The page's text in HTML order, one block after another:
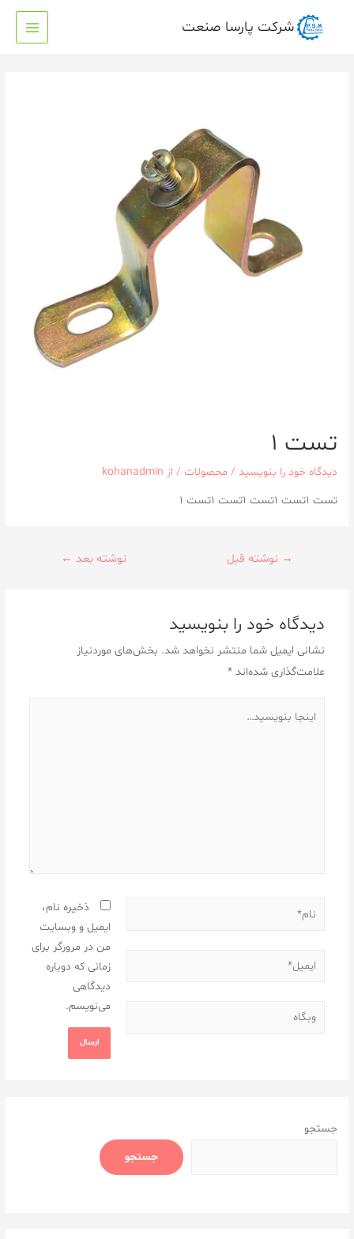
شرکت پارسا صنعت
جستجو
جستجو
تست 1
دیدگاه‌ خود را بنویسید / محصولات / از kohanadmin
تست 1تست 1تست 1تست 1تست 1
→ نوشته قبل نوشته بعد ←
دیدگاه‌ خود را بنویسید
نشانی ایمیل شما منتشر نخواهد شد.
بخش‌های موردنیاز
علامت‌گذاری شده‌اند *
ذخیره نام،
ایمیل و وبسایت
من در مرورگر برای
زمانی که دوباره
دیدگاهی
می‌نویسم.